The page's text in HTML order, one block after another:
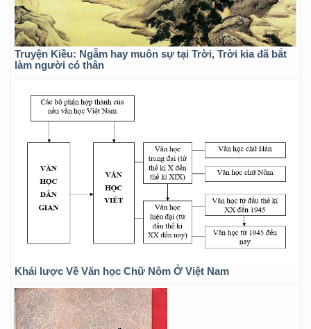
Truyện Kiều: Ngẫm hay muôn sự tại Trời, Trời kia đã bắt
làm người có thân
Khái lược Về Văn học Chữ Nôm Ở Việt Nam